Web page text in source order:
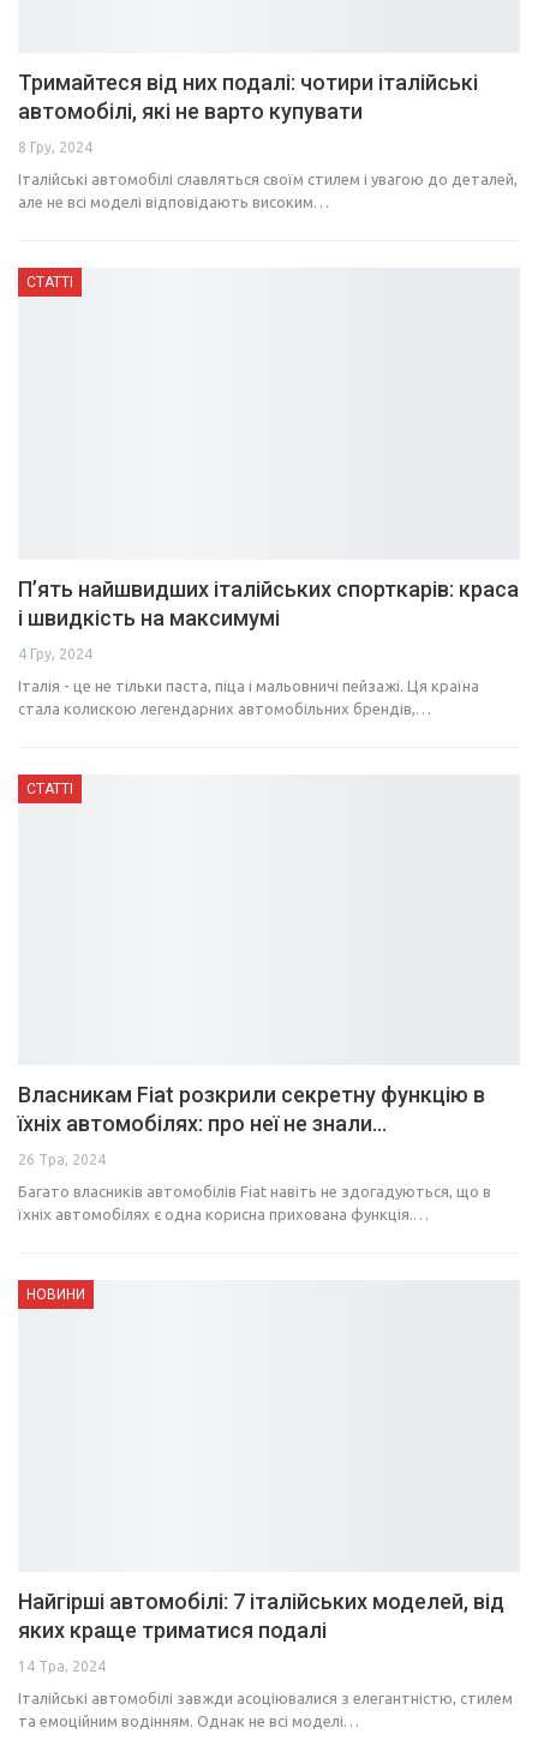
Тримайтеся від них подалі: чотири італійські
автомобілі, які не варто купувати
8 Гру, 2024
Італійські автомобілі славляться своїм стилем і увагою до деталей,
але не всі моделі відповідають високим…
СТАТТІ
П’ять найшвидших італійських спорткарів: краса
і швидкість на максимумі
4 Гру, 2024
Італія - це не тільки паста, піца і мальовничі пейзажі. Ця країна
стала колискою легендарних автомобільних брендів,…
СТАТТІ
Власникам Fiat розкрили секретну функцію в
їхніх автомобілях: про неї не знали…
26 Тра, 2024
Багато власників автомобілів Fiat навіть не здогадуються, що в
їхніх автомобілях є одна корисна прихована функція.…
НОВИНИ
Найгірші автомобілі: 7 італійських моделей, від
яких краще триматися подалі
14 Тра, 2024
Італійські автомобілі завжди асоціювалися з елегантністю, стилем
та емоційним водінням. Однак не всі моделі…